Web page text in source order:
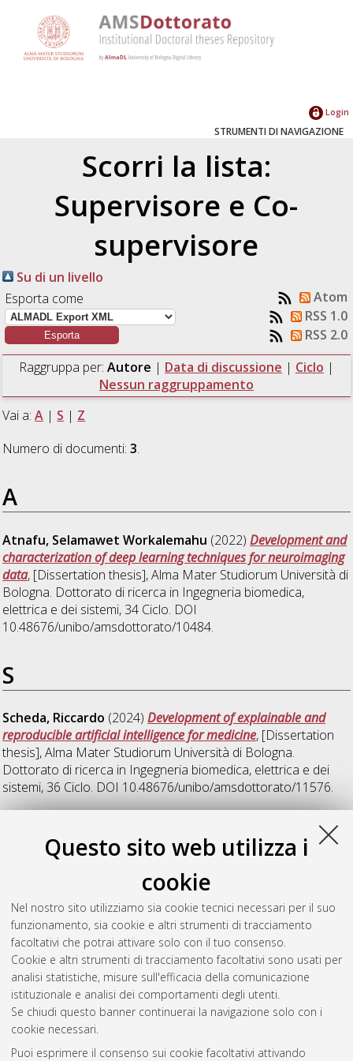
Questo sito web utilizza i
cookie
Nel nostro sito utilizziamo sia cookie tecnici necessari per il suo
funzionamento, sia cookie e altri strumenti di tracciamento
facoltativi che potrai attivare solo con il tuo consenso.
Cookie e altri strumenti di tracciamento facoltativi sono usati per
analisi statistiche, misure sull'efficacia della comunicazione
istituzionale e analisi dei comportamenti degli utenti.
Se chiudi questo banner continuerai la navigazione solo con i
cookie necessari.
Puoi esprimere il consenso sui cookie facoltativi attivando
Login
STRUMENTI DI NAVIGAZIONE
Scorri la lista:
Supervisore e Co-
supervisore
Su di un livello
Esporta come
Atom
RSS 1.0
RSS 2.0
Raggruppa per: Autore | Data di discussione | Ciclo |
Nessun raggruppamento
Vai a:A | S | Z
Numero di documenti:3.
A
Atnafu, Selamawet Workalemahu (2022)Development and
characterization of deep learning techniques for neuroimaging
data, [Dissertation thesis], Alma Mater Studiorum Università di
Bologna. Dottorato di ricerca in Ingegneria biomedica,
elettrica e dei sistemi, 34 Ciclo. DOI
10.48676/unibo/amsdottorato/10484.
S
Scheda, Riccardo (2024)Development of explainable and
reproducible artificial intelligence for medicine, [Dissertation
thesis], Alma Mater Studiorum Università di Bologna.
Dottorato di ricerca in Ingegneria biomedica, elettrica e dei
sistemi, 36 Ciclo. DOI 10.48676/unibo/amsdottorato/11576.
Zuccala, Veronica Chiara(2021)Methods for acquisition and
integration of personal wellness parameters
thesis], Alma Mater Studiorum Università di Bologna.
Dottorato di ricerca inIngegneria biomedica, elettrica e dei
sistemi, 33 Ciclo. DOI 10.48676/unibo/amsdottorato/9947.
Questa lista e' stata generata ilFri Aug 7 20:45:25 2026 CEST
Atom